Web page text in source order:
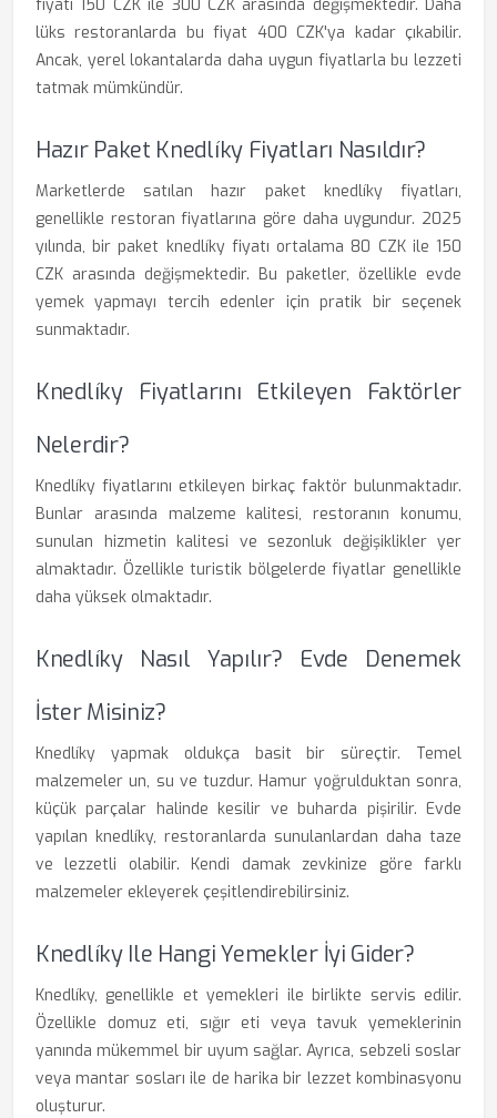
fiyatı 150 CZK ile 300 CZK arasında değişmektedir. Daha
lüks restoranlarda bu fiyat 400 CZK'ya kadar çıkabilir.
Ancak, yerel lokantalarda daha uygun fiyatlarla bu lezzeti
tatmak mümkündür.
Hazır Paket Knedlíky Fiyatları Nasıldır?
Marketlerde satılan hazır paket knedlíky fiyatları,
genellikle restoran fiyatlarına göre daha uygundur. 2025
yılında, bir paket knedlíky fiyatı ortalama 80 CZK ile 150
CZK arasında değişmektedir. Bu paketler, özellikle evde
yemek yapmayı tercih edenler için pratik bir seçenek
sunmaktadır.
Knedlíky Fiyatlarını Etkileyen Faktörler
Nelerdir?
Knedlíky fiyatlarını etkileyen birkaç faktör bulunmaktadır.
Bunlar arasında malzeme kalitesi, restoranın konumu,
sunulan hizmetin kalitesi ve sezonluk değişiklikler yer
almaktadır. Özellikle turistik bölgelerde fiyatlar genellikle
daha yüksek olmaktadır.
Knedlíky Nasıl Yapılır? Evde Denemek
İster Misiniz?
Knedlíky yapmak oldukça basit bir süreçtir. Temel
malzemeler un, su ve tuzdur. Hamur yoğrulduktan sonra,
küçük parçalar halinde kesilir ve buharda pişirilir. Evde
yapılan knedlíky, restoranlarda sunulanlardan daha taze
ve lezzetli olabilir. Kendi damak zevkinize göre farklı
malzemeler ekleyerek çeşitlendirebilirsiniz.
Knedlíky Ile Hangi Yemekler İyi Gider?
Knedlíky, genellikle et yemekleri ile birlikte servis edilir.
Özellikle domuz eti, sığır eti veya tavuk yemeklerinin
yanında mükemmel bir uyum sağlar. Ayrıca, sebzeli soslar
veya mantar sosları ile de harika bir lezzet kombinasyonu
oluşturur.